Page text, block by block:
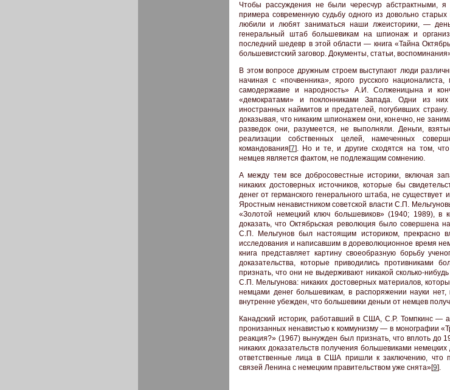
Чтобы рассуждения не были чересчур абстрактными, я
примера современную судьбу одного из довольно
любили и любят заниматься наши лжеисторики, —
генеральный штаб большевикам на шпионаж и
последний шедевр в этой области — книга «Тайна
большевистский заговор. Документы, статьи,
В этом вопросе дружным строем выступают люди
начиная с «почвенника», ярого русского
самодержавие и народность» А.И. Солженицына и
«демократами» и поклонниками Запада. Одни из них
иностранных наймитов и предателей, погубивших
доказывая, что никаким шпионажем они, конечно, не
разведок они, разумеется, не выполняли. Деньги,
реализации собственных целей, намеченных
командования[7]. Но и те, и другие сходятся на том,
немцев является фактом, не подлежащим сомнению.
А между тем все добросовестные историки, включая
никаких достоверных источников, которые бы
денег от германского генерального штаба, не существует
Яростным ненавистником советской власти С.П.
«Золотой немецкий ключ большевиков» (1940; 1989), в
доказать, что Октябрьская революция было совершена
С.П. Мельгунов был настоящим историком, прекрасно
исследования и написавшим в дореволюционное время
книга представляет картину своеобразную борьбу
доказательства, которые приводились противниками
признать, что они не выдерживают никакой сколько-
С.П. Мельгунова: никаких достоверных материалов,
немцами денег большевикам, в распоряжении науки
внутренне убежден, что большевики деньги от немцев
Канадский историк, работавший в США, С.Р. Томпкинс —
пронизанных ненавистью к коммунизму — в монографии
реакция?» (1967) вынужден был признать, что вплоть до
никаких доказательств получения большевиками
ответственные лица в США пришли к заключению, что
связей Ленина с немецким правительством уже снята»[9].